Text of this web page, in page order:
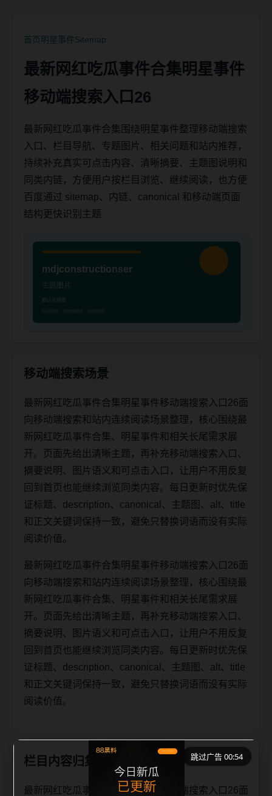
首页明星事件Sitemap
最新网红吃瓜事件合集明星事件
移动端搜索入口26
最新网红吃瓜事件合集围绕明星事件整理移动端搜索
入口、栏目导航、专题图片、相关问题和站内推荐，
持续补充真实可点击内容、清晰摘要、主题图说明和
同类内链，方便用户按栏目浏览、继续阅读，也方便
百度通过 sitemap、内链、canonical 和移动端页面
结构更快识别主题
移动端搜索场景
最新网红吃瓜事件合集明星事件移动端搜索入口26面
向移动端搜索和站内连续阅读场景整理，核心围绕最
新网红吃瓜事件合集、明星事件和相关长尾需求展
开。页面先给出清晰主题，再补充移动端搜索入口、
摘要说明、图片语义和可点击入口，让用户不用反复
回到首页也能继续浏览同类内容。每日更新时优先保
证标题、description、canonical、主题图、alt、title
和正文关键词保持一致，避免只替换词语而没有实际
阅读价值。
最新网红吃瓜事件合集明星事件移动端搜索入口26面
向移动端搜索和站内连续阅读场景整理，核心围绕最
新网红吃瓜事件合集、明星事件和相关长尾需求展
开。页面先给出清晰主题，再补充移动端搜索入口、
摘要说明、图片语义和可点击入口，让用户不用反复
回到首页也能继续浏览同类内容。每日更新时优先保
证标题、description、canonical、主题图、alt、title
和正文关键词保持一致，避免只替换词语而没有实际
阅读价值。
栏目内容归集
最新网红吃瓜事件合集明星事件移动端搜索入口26面
跳过广告 00:54